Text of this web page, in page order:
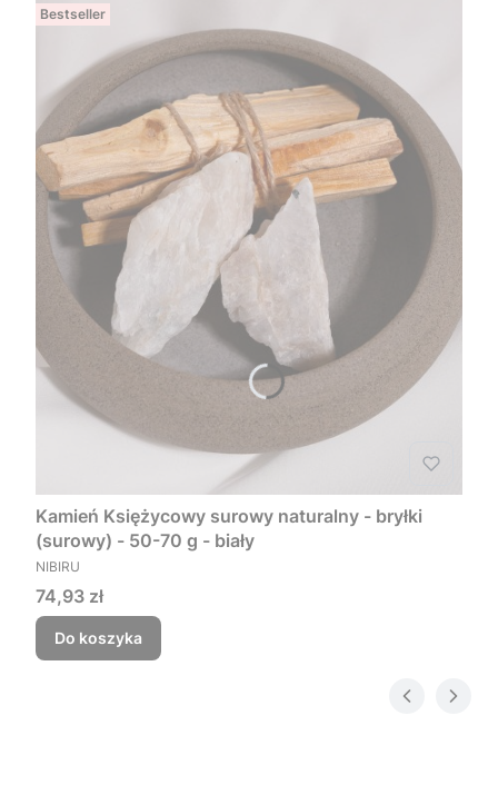
Bestseller
Kamień Księżycowy surowy naturalny - bryłki
(surowy) - 50-70 g - biały
PRODUCENT
NIBIRU
Cena
74,93 zł
Do koszyka